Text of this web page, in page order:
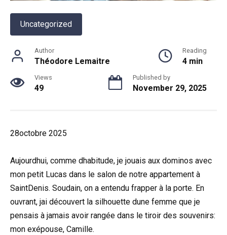
Uncategorized
Author
Théodore Lemaitre
Reading
4 min
Views
49
Published by
November 29, 2025
28octobre 2025
Aujourdhui, comme dhabitude, je jouais aux dominos avec
mon petit Lucas dans le salon de notre appartement à
SaintDenis. Soudain, on a entendu frapper à la porte. En
ouvrant, jai découvert la silhouette dune femme que je
pensais à jamais avoir rangée dans le tiroir des souvenirs:
mon exépouse, Camille.